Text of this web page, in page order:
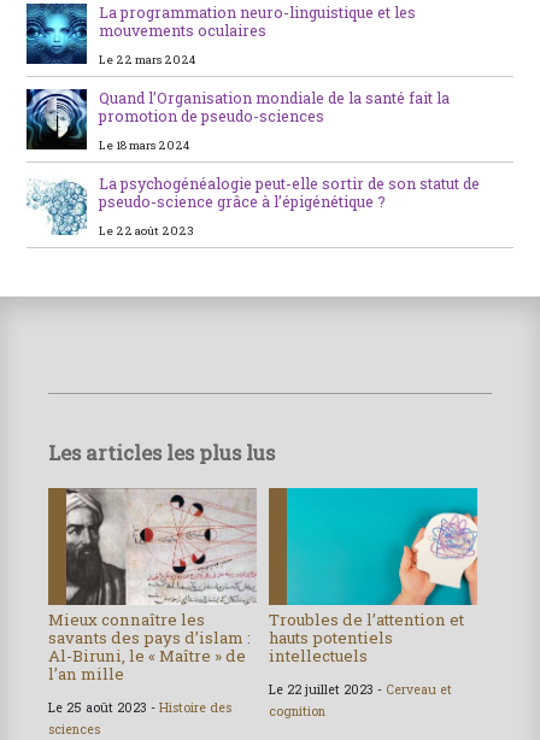
La programmation neuro-linguistique et les
mouvements oculaires
Le 22 mars 2024
Quand l’Organisation mondiale de la santé fait la
promotion de pseudo-sciences
Le 18 mars 2024
La psychogénéalogie peut-elle sortir de son statut de
pseudo-science grâce à l’épigénétique ?
Le 22 août 2023
Les articles les plus lus
Mieux connaître les
savants des pays d’islam :
Al-Biruni, le « Maître » de
l’an mille
Le 25 août 2023 - Histoire des
sciences
Troubles de l’attention et
hauts potentiels
intellectuels
Le 22 juillet 2023 - Cerveau et
cognition